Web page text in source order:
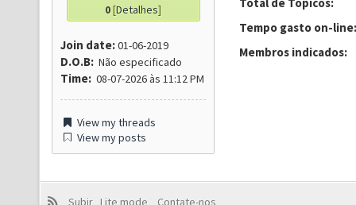
0[Detalhes]
Join date:01-06-2019
D.O.B: Não especificado
Time: 08-07-2026 às 11:12 PM
View my threads
View my posts
Tempo gasto on-line:
Membros indicados:
Subir Lite mode
Contate-nos